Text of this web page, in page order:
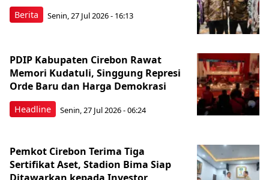
Berita Senin, 27 Jul 2026 - 16:13
Headline
PDIP Kabupaten Cirebon Rawat
Memori Kudatuli, Singgung Represi
Orde Baru dan Harga Demokrasi
Senin, 27 Jul 2026 - 06:24
Pemkot Cirebon Terima Tiga
Sertifikat Aset, Stadion Bima Siap